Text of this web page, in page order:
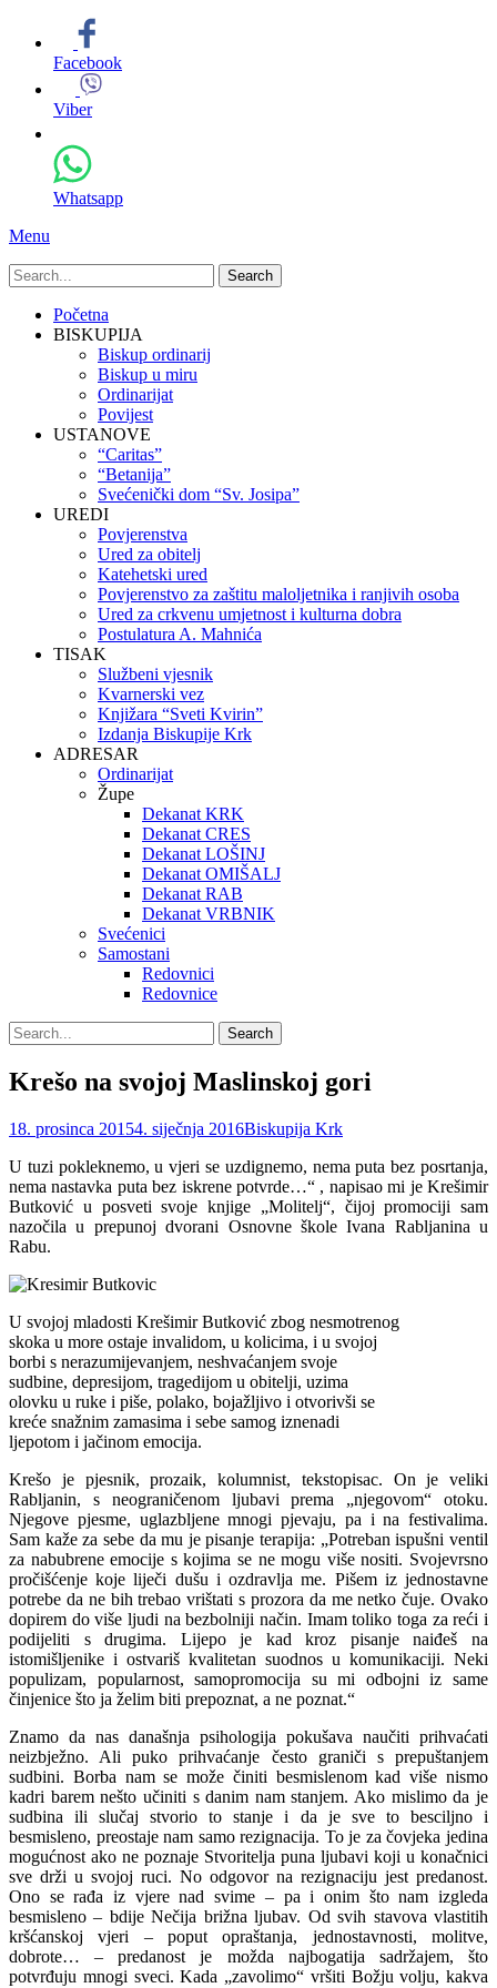
Facebook
Viber
Whatsapp
Menu
Search
for:
Primary
Menu
Skip
Početna
BISKUPIJA
Biskup ordinarij
Biskup u miru
Ordinarijat
Povijest
USTANOVE
“Caritas”
“Betanija”
Svećenički dom “Sv. Josipa”
UREDI
Povjerenstva
Ured za obitelj
Katehetski ured
Povjerenstvo za zaštitu maloljetnika i ranjivih osoba
Ured za crkvenu umjetnost i kulturna dobra
Postulatura A. Mahnića
TISAK
Službeni vjesnik
Kvarnerski vez
Knjižara “Sveti Kvirin”
Izdanja Biskupije Krk
ADRESAR
Ordinarijat
Župe
Dekanat KRK
Dekanat CRES
Dekanat LOŠINJ
Dekanat OMIŠALJ
Dekanat RAB
Dekanat VRBNIK
Svećenici
Samostani
Redovnici
Redovnice
Search
Search
for:
Krešo na svojoj Maslinskoj gori
Posted
18. prosinca 20154. siječnja 2016Author
Biskupija Krk
U tuzi pokleknemo, u vjeri se uzdi­gnemo, nema puta bez posrtanja,
nema nastavka puta bez iskrene potvrde…“ , napisao mi je Krešimir
Butković u posve­ti svoje knjige „Molitelj“, čijoj promociji sam
nazočila u prepunoj dvorani Osnov­ne škole Ivana Rabljanina u
Rabu.
U svojoj mladosti Krešimir Butković zbog nesmotrenog
skoka u more ostaje invalidom, u kolicima, i u svojoj
borbi s nerazumijevanjem, neshvaćanjem svoje
sudbine, depresijom, tragedijom u obitelji, uzima
olovku u ruke i piše, polako, bojažljivo i otvorivši se
kreće snažnim zamasima i sebe samog iznenadi
ljepotom i jačinom emocija.
Krešo je pjesnik, prozaik, kolumnist, tekstopisac. On je veliki
Rabljanin, s ne­ograničenom ljubavi prema „njegovom“ otoku.
Njegove pjesme, uglazbljene mno­gi pjevaju, pa i na festivalima.
Sam kaže za sebe da mu je pisanje terapija: „Potre­ban ispušni ventil
za nabubrene emocije s kojima se ne mogu više nositi. Svojevrsno
pročišćenje koje liječi dušu i ozdravlja me. Pišem iz jednostavne
potrebe da ne bih trebao vrištati s prozora da me net­ko čuje. Ovako
dopirem do više ljudi na bezbolniji način. Imam toliko toga za reći i
podijeliti s drugima. Lijepo je kad kroz pisanje naiđeš na
istomišljenike i ostvariš kvalitetan suodnos u komunikaciji. Neki
populizam, popularnost, samopromocija su mi odbojni iz same
činjenice što ja že­lim biti prepoznat, a ne poznat.“
Znamo da nas današnja psihologija pokušava naučiti prihvaćati
neizbježno. Ali puko prihvaćanje često graniči s pre­puštanjem
sudbini. Borba nam se može činiti besmislenom kad više nismo
kadri barem nešto učiniti s danim nam sta­njem. Ako mislimo da je
sudbina ili slučaj stvorio to stanje i da je sve to besciljno i
besmisleno, preostaje nam samo rezigna­cija. To je za čovjeka jedina
mogućnost ako ne poznaje Stvoritelja puna ljubavi koji u konačnici
sve drži u svojoj ruci. No odgovor na rezignaciju jest predanost.
Ono se rađa iz vjere nad svime – pa i onim što nam izgleda
besmisleno – bdije Neči­ja brižna ljubav. Od svih stavova vlastitih
kršćanskoj vjeri – poput opraštanja, jed­nostavnosti, molitve,
dobrote… – preda­nost je možda najbogatija sadržajem, što
potvrđuju mnogi sveci. Kada „zavolimo“ vršiti Božju volju, kakva